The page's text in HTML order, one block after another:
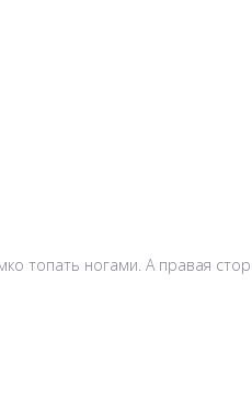
топать ногами. А правая